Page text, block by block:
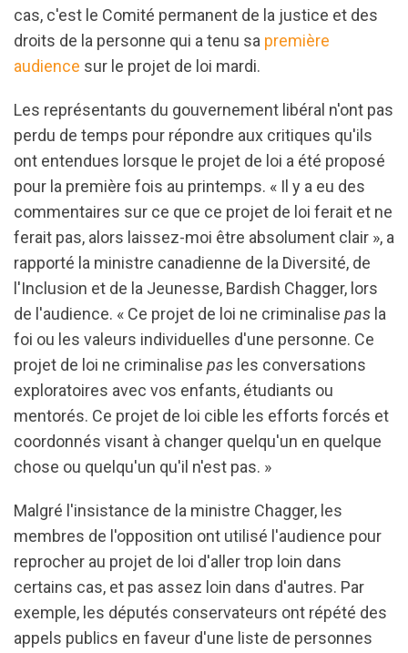
cas, c'est le Comité permanent de la justice et des
droits de la personne qui a tenu sa première
audience sur le projet de loi mardi.
Les représentants du gouvernement libéral n'ont pas
perdu de temps pour répondre aux critiques qu'ils
ont entendues lorsque le projet de loi a été proposé
pour la première fois au printemps. « Il y a eu des
commentaires sur ce que ce projet de loi ferait et ne
ferait pas, alors laissez-moi être absolument clair », a
rapporté la ministre canadienne de la Diversité, de
l'Inclusion et de la Jeunesse, Bardish Chagger, lors
de l'audience. « Ce projet de loi ne criminalise pas la
foi ou les valeurs individuelles d'une personne. Ce
projet de loi ne criminalise pas les conversations
exploratoires avec vos enfants, étudiants ou
mentorés. Ce projet de loi cible les efforts forcés et
coordonnés visant à changer quelqu'un en quelque
chose ou quelqu'un qu'il n'est pas. »
Malgré l'insistance de la ministre Chagger, les
membres de l'opposition ont utilisé l'audience pour
reprocher au projet de loi d'aller trop loin dans
certains cas, et pas assez loin dans d'autres. Par
exemple, les députés conservateurs ont répété des
appels publics en faveur d'une liste de personnes